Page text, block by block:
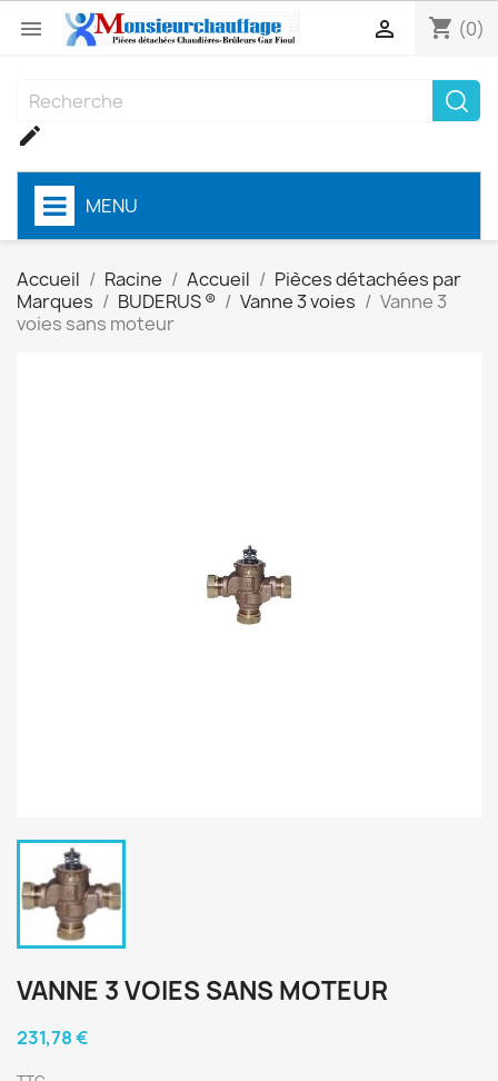
 shopping_cart (0)


MENU
Accueil Racine Accueil
Pièces détachées par
Marques
BUDERUS ® Vanne 3 voies
Vanne 3
voies sans moteur
VANNE 3 VOIES SANS MOTEUR
231,78 €